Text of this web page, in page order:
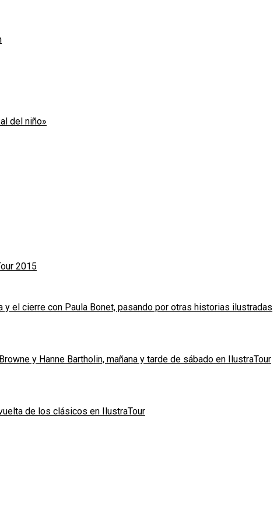
del niño»
2015
el cierre con Paula Bonet, pasando por otras historias ilustradas
y Hanne Bartholin, mañana y tarde de sábado en IlustraTour
de los clásicos en IlustraTour